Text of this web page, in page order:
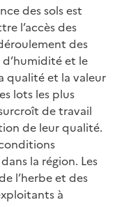
des sols est
l’accès des
des
et le
qualité et la valeur
lots les plus
de travail
de leur qualité.
la région. Les
l’herbe et des
à